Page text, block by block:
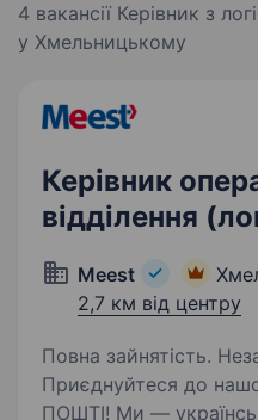
4 вакансії Керівник з
у Хмельницькому
Керівник
відділення
Meest
2,7 км від центру
Повна зайнятість.
Приєднуйтеся до
ПОШТІ! Ми —